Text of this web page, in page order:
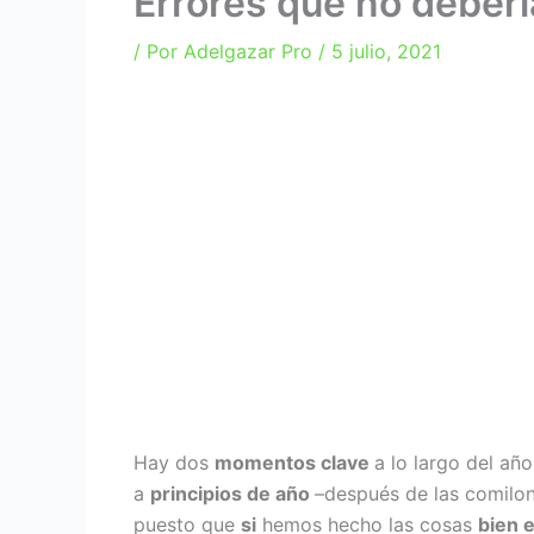
/ Por Adelgazar Pro / 5 julio, 2021
Hay dos momentos clave a lo largo del
a principios de año –después de las
puesto que si hemos hecho las cosas bien